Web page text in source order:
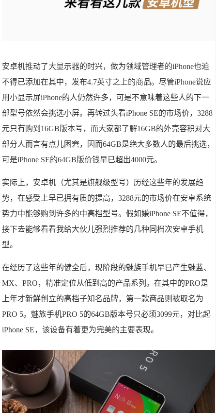
安卓机推动了大显示器的时兴，做为领域管理者的iPhone也迫
不得已添加在其中，发布4.7英寸之上的商品。尽管iPhone说应
用小显示屏iPhone的人仍然许多，可是不意味着这些人的下一
部型号依然会挑选小屏。再转过头看iPhone SE的市场价，3288
元只有购到16GB版本号，而大家都了解16GB的外壳容积对大
部分人而言有点儿困窘，因而64GB是绝大多数人的最后挑选，
可是iPhone SE的64GB版价钱早已超出4000元。
实际上，安卓机（尤其是旗舰级型号）历经这些年的发展趋
势，在感受上早已拥有质的提高，3288元的市场价在安卓系统
势力中能够购到许多的中高档型号。假如嫌iPhone SE不值得，
接下去能够看看我给大伙儿强烈推荐的几种同档次安卓手机
型。
在经历了这些年的健全后，现阶段的魅族手机早已产生魅蓝、
MX、PRO，精准定位从低到高的产品系列。在其中的PRO是
上年才新鮮创立的高档子知名品牌，第一款商品则被取名为
PRO 5。魅族手机PRO 5的64GB版本号只必须3099元，对比起
iPhone SE，该设备有着更为完美的主要表现。